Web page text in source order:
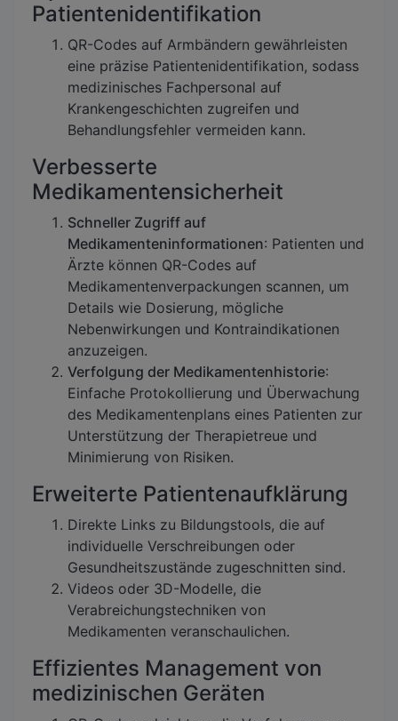
Patientenidentifikation
QR-Codes auf Armbändern gewährleisten
eine präzise Patientenidentifikation, sodass
medizinisches Fachpersonal auf
Krankengeschichten zugreifen und
Behandlungsfehler vermeiden kann.
Verbesserte
Medikamentensicherheit
Schneller Zugriff auf
Medikamenteninformationen: Patienten und
Ärzte können QR-Codes auf
Medikamentenverpackungen scannen, um
Details wie Dosierung, mögliche
Nebenwirkungen und Kontraindikationen
anzuzeigen.
Verfolgung der Medikamentenhistorie:
Einfache Protokollierung und Überwachung
des Medikamentenplans eines Patienten zur
Unterstützung der Therapietreue und
Minimierung von Risiken.
Erweiterte Patientenaufklärung
Direkte Links zu Bildungstools, die auf
individuelle Verschreibungen oder
Gesundheitszustände zugeschnitten sind.
Videos oder 3D-Modelle, die
Verabreichungstechniken von
Medikamenten veranschaulichen.
Effizientes Management von
medizinischen Geräten